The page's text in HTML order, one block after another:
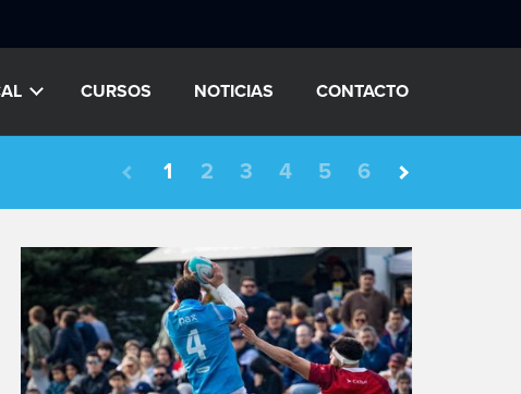
CURSOS NOTICIAS CONTACTO
1 2 3 4 5 6